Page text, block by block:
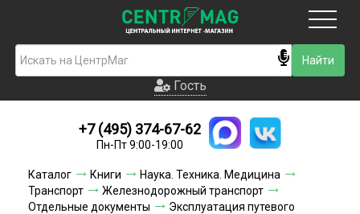
Гость
Новинки
Условия доставки
Условия оплаты
Гость
+7 (495) 374-67-62
Пн-Пт 9:00-19:00
Каталог Книги
Наука. Техника. Медицина
Транспорт
Железнодорожный транспорт
Отдельные документы
Эксплуатация путевого